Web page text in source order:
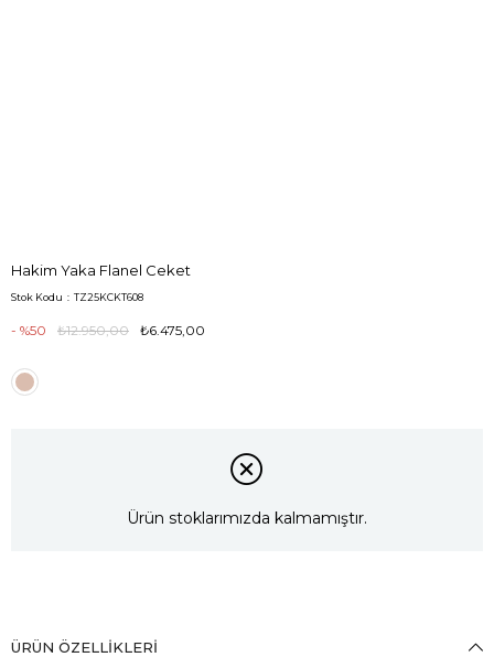
Hakim Yaka Flanel Ceket
Stok Kodu TZ25KCKT608
50 ₺12.950,00 ₺6.475,00
Ürün stoklarımızda kalmamıştır.
ÜRÜN ÖZELLIKLERI